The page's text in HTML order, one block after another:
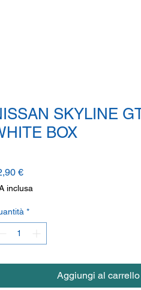
SKYLINE
BOX
€Prezzo
inclusa
*
Aggiungi al carrello